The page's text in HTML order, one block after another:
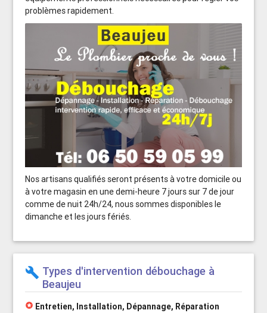
problèmes rapidement.
Nos artisans qualifiés seront présents à votre domicile ou
à votre magasin en une demi-heure 7 jours sur 7 de jour
comme de nuit 24h/24, nous sommes disponibles le
dimanche et les jours fériés.
build Types d'intervention débouchage à
Beaujeu
stars Entretien, Installation, Dépannage, Réparation